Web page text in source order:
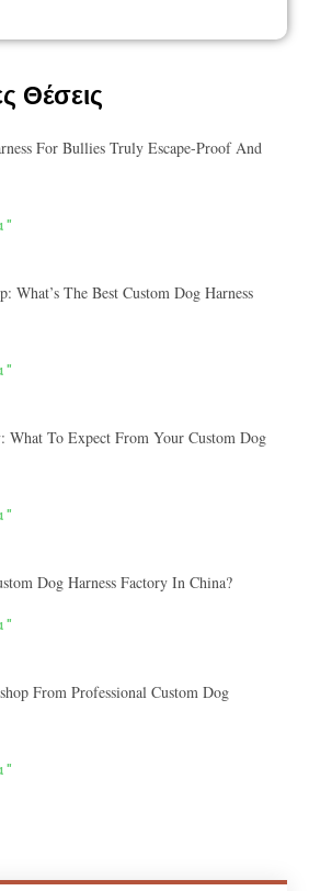
Θέσεις
For Bullies Truly Escape-Proof And
"
What’s The Best Custom Dog Harness
"
What To Expect From Your Custom Dog
"
Dog Harness Factory In China?
"
From Professional Custom Dog
"